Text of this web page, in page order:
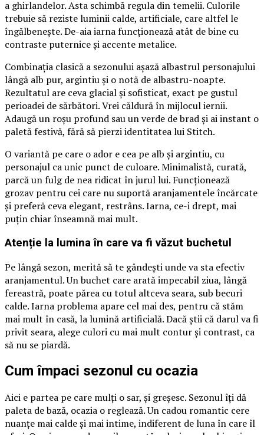
a ghirlandelor. Asta schimbă regula din temelii. Culorile
trebuie să reziste luminii calde, artificiale, care altfel le
îngălbenește. De-aia iarna funcționează atât de bine cu
contraste puternice și accente metalice.
Combinația clasică a sezonului așază albastrul personajului
lângă alb pur, argintiu și o notă de albastru-noapte.
Rezultatul are ceva glacial și sofisticat, exact pe gustul
perioadei de sărbători. Vrei căldură în mijlocul iernii.
Adaugă un roșu profund sau un verde de brad și ai instant o
paletă festivă, fără să pierzi identitatea lui Stitch.
O variantă pe care o ador e cea pe alb și argintiu, cu
personajul ca unic punct de culoare. Minimalistă, curată,
parcă un fulg de nea ridicat în jurul lui. Funcționează
grozav pentru cei care nu suportă aranjamentele încărcate
și preferă ceva elegant, restrâns. Iarna, ce-i drept, mai
puțin chiar înseamnă mai mult.
Atenție la lumina în care va fi văzut buchetul
Pe lângă sezon, merită să te gândești unde va sta efectiv
aranjamentul. Un buchet care arată impecabil ziua, lângă
fereastră, poate părea cu totul altceva seara, sub becuri
calde. Iarna problema apare cel mai des, pentru că stăm
mai mult în casă, la lumină artificială. Dacă știi că darul va fi
privit seara, alege culori cu mai mult contur și contrast, ca
să nu se piardă.
Cum împaci sezonul cu ocazia
Aici e partea pe care mulți o sar, și greșesc. Sezonul îți dă
paleta de bază, ocazia o reglează. Un cadou romantic cere
nuanțe mai calde și mai intime, indiferent de luna în care îl